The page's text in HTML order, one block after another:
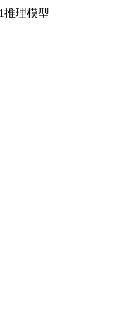
推理模型